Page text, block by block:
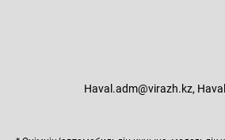
Haval.adm@virazh.kz,